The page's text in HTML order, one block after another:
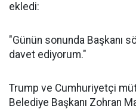
ekledi:
"Günün sonunda Başkanı
davet ediyorum."
Trump ve Cumhuriyetçi
Belediye Başkanı Zohran